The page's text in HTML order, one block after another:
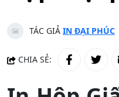
TÁC GIẢ IN ĐẠI PHÚC
CHIA SẺ: